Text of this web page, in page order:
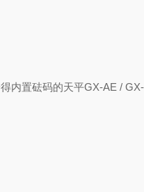
内置砝码的天平GX-AE /